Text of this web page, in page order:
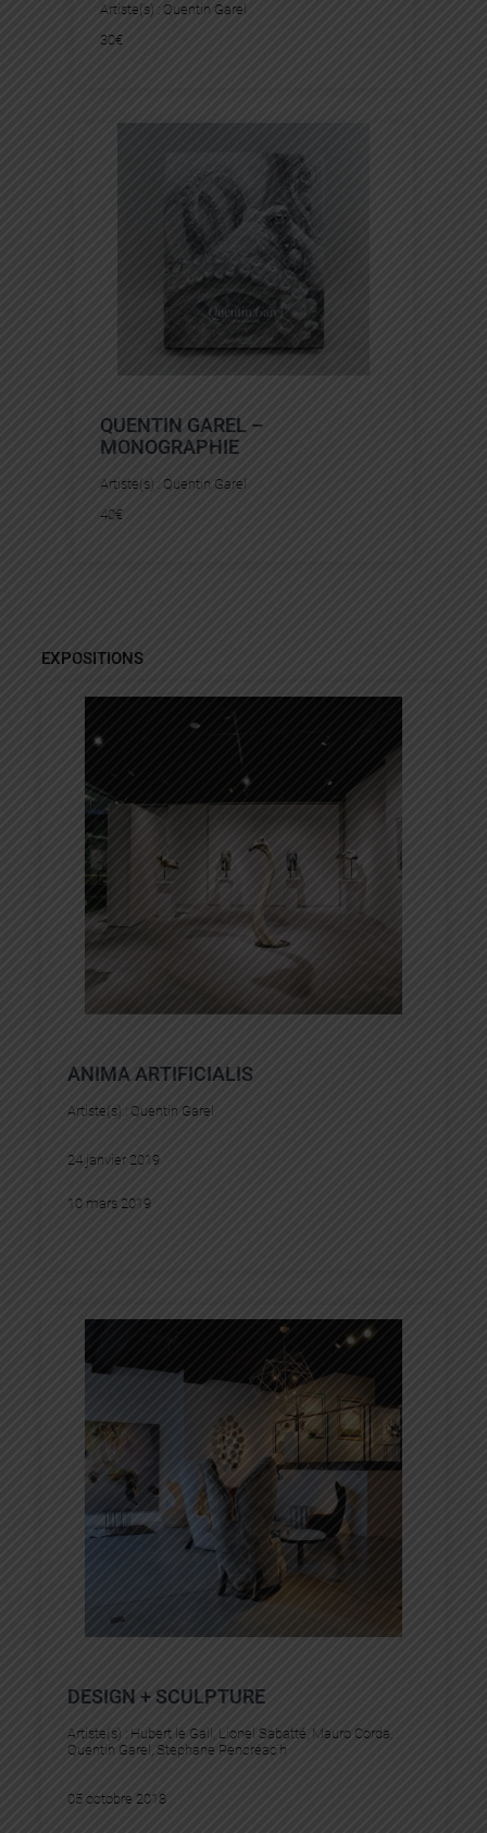
Artiste(s) : Quentin Garel
30€
QUENTIN GAREL –
MONOGRAPHIE
Artiste(s) : Quentin Garel
40€
EXPOSITIONS
ANIMA ARTIFICIALIS
Artiste(s) : Quentin Garel
24 janvier 2019
10 mars 2019
DESIGN + SCULPTURE
Artiste(s) : Hubert le Gall Lionel Sabatté Mauro Corda
Quentin Garel
Stephane Pencréac’h
05 octobre 2018